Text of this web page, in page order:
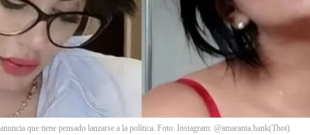
que tiene pensado lanzarse a la política. Foto: Instagram: @amaranta.hank(Thot)